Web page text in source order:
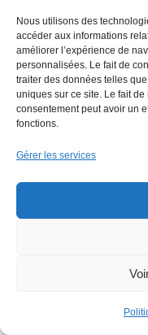
Nous utilisons des
accéder aux informations
améliorer l’expérience de
personnalisées. Le fait de
traiter des données telles
uniques sur ce site. Le fait
consentement peut avoir un
fonctions.
Gérer les services
soutenue par
production en